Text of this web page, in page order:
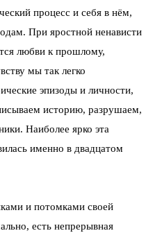
процесс и себя в нём,
При яростной ненависти
любви к прошлому,
мы так легко
эпизоды и личности,
историю, разрушаем,
Наиболее ярко эта
именно в двадцатом
и потомками своей
есть непрерывная